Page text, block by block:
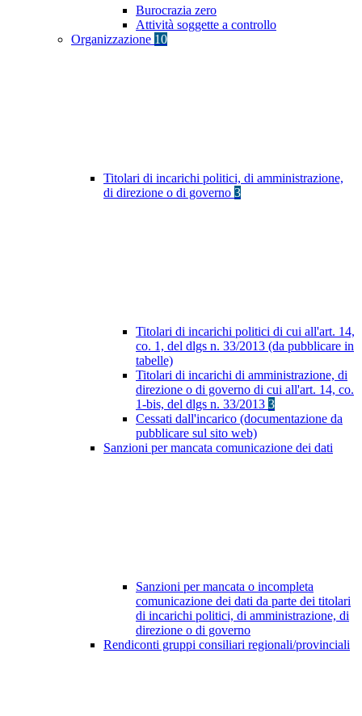
Burocrazia zero
Attività soggette a controllo
Organizzazione 10
Titolari di incarichi politici, di amministrazione,
di direzione o di governo 3
Titolari di incarichi politici di cui all'art. 14,
co. 1, del dlgs n. 33/2013 (da pubblicare in
tabelle)
Titolari di incarichi di amministrazione, di
direzione o di governo di cui all'art. 14, co.
1-bis, del dlgs n. 33/2013 3
Cessati dall'incarico (documentazione da
pubblicare sul sito web)
Sanzioni per mancata comunicazione dei dati
Sanzioni per mancata o incompleta
comunicazione dei dati da parte dei titolari
di incarichi politici, di amministrazione, di
direzione o di governo
Rendiconti gruppi consiliari regionali/provinciali